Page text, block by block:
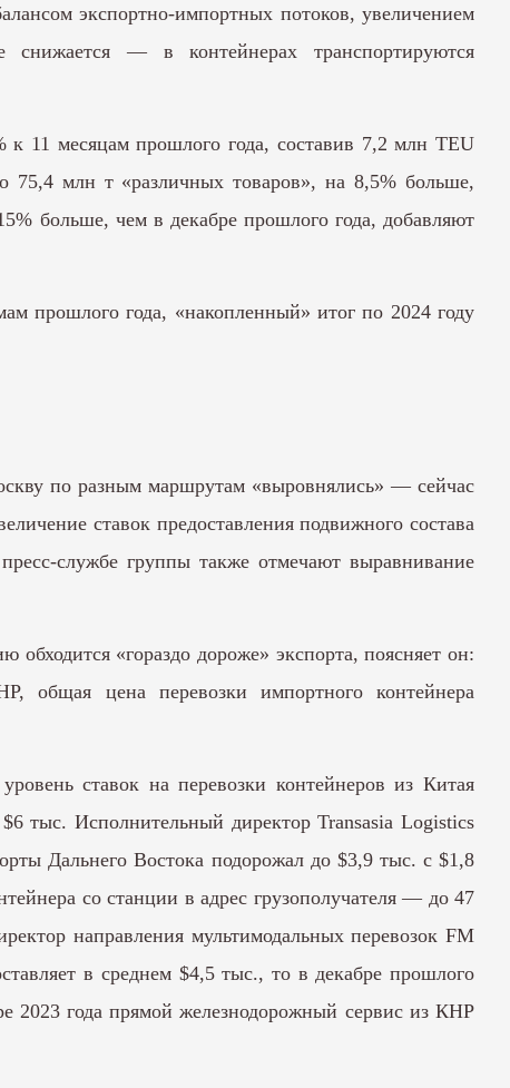
экспортно-импортных потоков, увеличением
— в контейнерах транспортируются
11 месяцам прошлого года, составив 7,2 млн TEU
75,4 млн т «различных товаров», на 8,5% больше,
больше, чем в декабре прошлого года, добавляют
прошлого года, «накопленный» итог по 2024 году
по разным маршрутам «выровнялись» — сейчас
ставок предоставления подвижного состава
службе группы также отмечают выравнивание
«гораздо дороже» экспорта, поясняет он:
общая цена перевозки импортного контейнера
ставок на перевозки контейнеров из Китая
тыс. Исполнительный директор Transasia Logistics
Дальнего Востока подорожал до $3,9 тыс. с $1,8
со станции в адрес грузополучателя — до 47
направления мультимодальных перевозок FM
в среднем $4,5 тыс., то в декабре прошлого
2023 года прямой железнодорожный сервис из КНР